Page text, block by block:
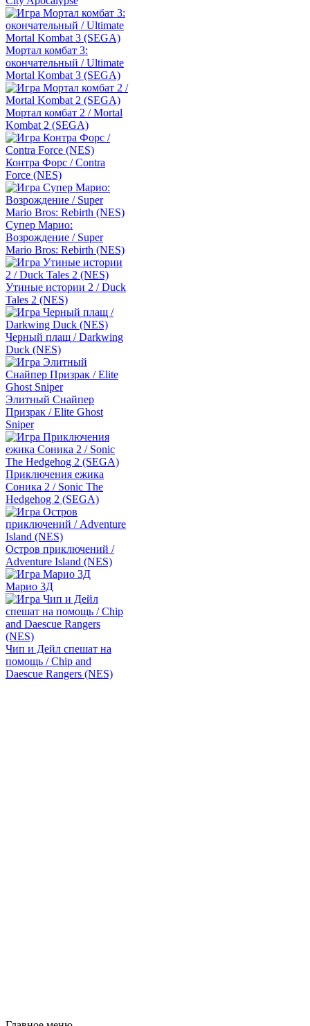
Мортал комбат 3:
окончательный / Ultimate
Mortal Kombat 3 (SEGA)
Мортал комбат 2 / Mortal
Kombat 2 (SEGA)
Контра Форс / Contra
Force (NES)
Супер Марио:
Возрождение / Super
Mario Bros: Rebirth (NES)
Утиные истории 2 / Duck
Tales 2 (NES)
Черный плащ / Darkwing
Duck (NES)
Элитный Снайпер
Призрак / Elite Ghost
Sniper
Приключения ежика
Соника 2 / Sonic The
Hedgehog 2 (SEGA)
Остров приключений /
Adventure Island (NES)
Марио 3Д
Чип и Дейл спешат на
помощь / Chip and
Daescue Rangers (NES)